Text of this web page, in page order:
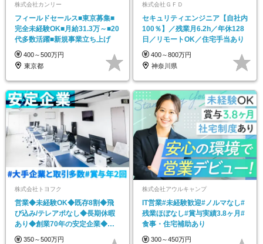
株式会社カンリー
フィールドセールス■東京募集■
完全未経験OK■月給31.3万～■20
代多数活躍■新規事業立ち上げ
400～500万円
東京都
株式会社ＧＦＤ
セキュリティエンジニア【自社内
100％】／残業月6.2h／年休128
日／リモートOK／住宅手当あり
400～800万円
神奈川県
株式会社トヨフク
営業◆未経験OK◆既存8割◆飛
び込み/テレアポなし◆長期休暇
あり◆創業70年の安定企業◆人
柄採用
350～500万円
株式会社アウルキャンプ
IT営業#未経験歓迎#ノルマなし#
残業ほぼなし#賞与実績3.8ヶ月#
食事・住宅補助あり
300～450万円